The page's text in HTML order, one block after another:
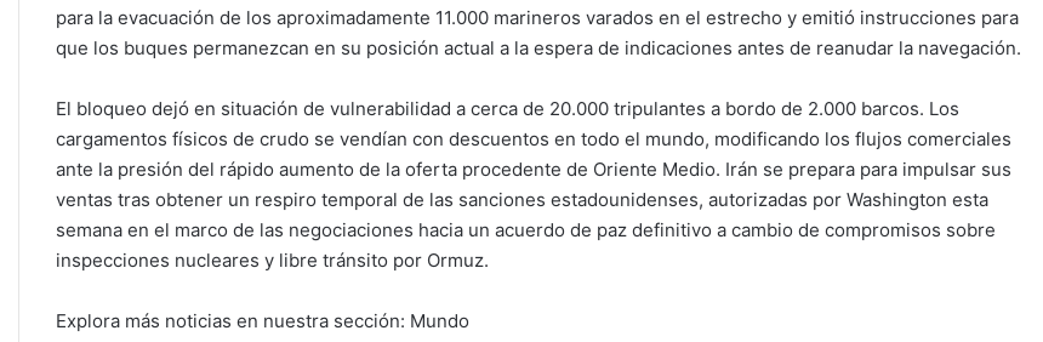
para la evacuación de los aproximadamente 11.000 marineros varados en el estrecho y emitió instrucciones para
que los buques permanezcan en su posición actual a la espera de indicaciones antes de reanudar la navegación.
El bloqueo dejó en situación de vulnerabilidad a cerca de 20.000 tripulantes a bordo de 2.000 barcos. Los
cargamentos físicos de crudo se vendían con descuentos en todo el mundo, modificando los flujos comerciales
ante la presión del rápido aumento de la oferta procedente de Oriente Medio. Irán se prepara para impulsar sus
ventas tras obtener un respiro temporal de las sanciones estadounidenses, autorizadas por Washington esta
semana en el marco de las negociaciones hacia un acuerdo de paz definitivo a cambio de compromisos sobre
inspecciones nucleares y libre tránsito por Ormuz.
Explora más noticias en nuestra sección: Mundo